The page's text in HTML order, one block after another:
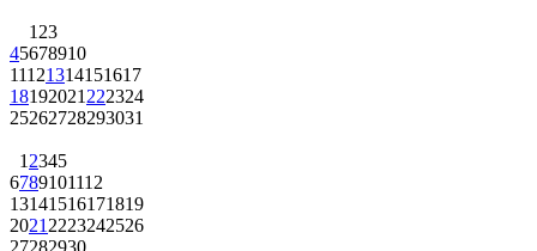
1 23
45678910
11121314151617
18192021 222324
25262728293031
1 2345
6789101112
13141516171819
2021 2223242526
27282930